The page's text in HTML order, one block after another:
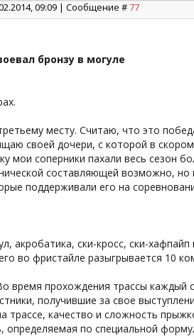
09:09 | Сообщение #77
бронзу в могуле
месту. Считаю, что это
своей дочери, с которой в
мои соперники пахали весь сезон
составляющей возможно,
поддерживали его на
ски-кросс, ски-хафпайп
во фристайле разыгрывается 10
время прохождения трассы
получившие за свое
трассе, качество и сложность
определяемая по специальной